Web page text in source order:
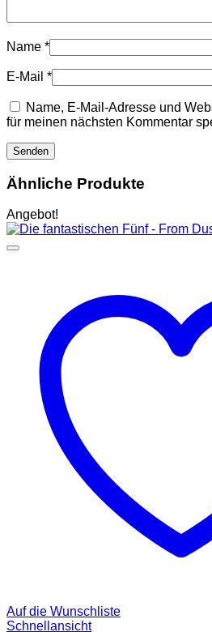
Name *
E-Mail *
Name, E-Mail-Adresse und
für meinen nächsten Kommentar
Ähnliche Produkte
Angebot!
Auf die Wunschliste
Schnellansicht